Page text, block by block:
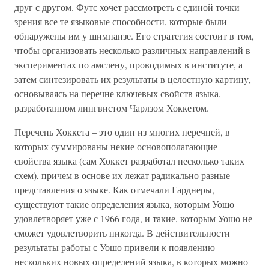
друг с другом. Футс хочет рассмотреть с единой точки
зрения все те языковые способности, которые были
обнаружены им у шимпанзе. Его стратегия состоит в том,
чтобы организовать несколько различных направлений в
экспериментах по амслену, проводимых в институте, а
затем синтезировать их результаты в целостную картину,
основываясь на перечне ключевых свойств языка,
разработанном лингвистом Чарлзом Хоккетом.
Перечень Хоккета – это один из многих перечней, в
которых суммированы некие основополагающие
свойства языка (сам Хоккет разработал несколько таких
схем), причем в основе их лежат радикально разные
представления о языке. Как отмечали Гарднеры,
существуют такие определения языка, которым Уошо
удовлетворяет уже с 1966 года, и такие, которым Уошо не
сможет удовлетворить никогда. В действительности
результаты работы с Уошо привели к появлению
нескольких новых определений языка, в которых можно